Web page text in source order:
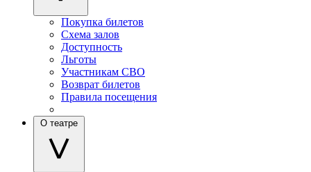
Покупка билетов
Схема залов
Доступность
Льготы
Участникам СВО
Возврат билетов
Правила посещения
О театре